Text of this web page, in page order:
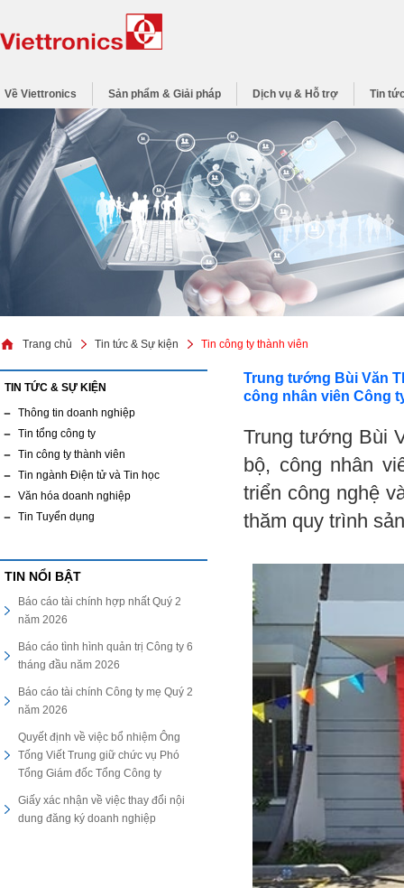
Về Viettronics Sản phẩm & Giải pháp Dịch vụ & Hỗ trợ Tin
Trang chủ Tin tức & Sự kiện Tin công ty thành viên
TIN TỨC & SỰ KIỆN
Thông tin doanh nghiệp
Tin tổng công ty
Tin công ty thành viên
Tin ngành Điện tử và Tin học
Văn hóa doanh nghiệp
Tin Tuyển dụng
TIN NỔI BẬT
Báo cáo tài chính hợp nhất Quý 2
năm 2026
Báo cáo tình hình quản trị Công ty 6
tháng đầu năm 2026
Báo cáo tài chính Công ty mẹ Quý 2
năm 2026
Quyết định về việc bổ nhiệm Ông
Tống Viết Trung giữ chức vụ Phó
Tổng Giám đốc Tổng Công ty
Giấy xác nhận về việc thay đổi nội
dung đăng ký doanh nghiệp
Trung tướng Bùi Văn
công nhân viên Công
Trung tướng Bùi
bộ, công nhân
triển công nghệ
thăm quy trình